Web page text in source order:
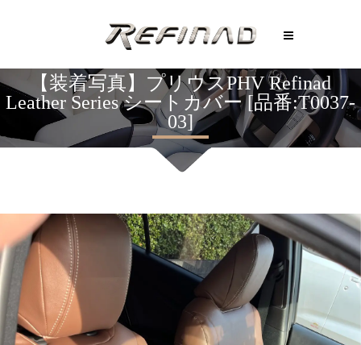
【装着写真】プリウスPHV Refinad
Leather Series シートカバー [品番:T0037-
03]